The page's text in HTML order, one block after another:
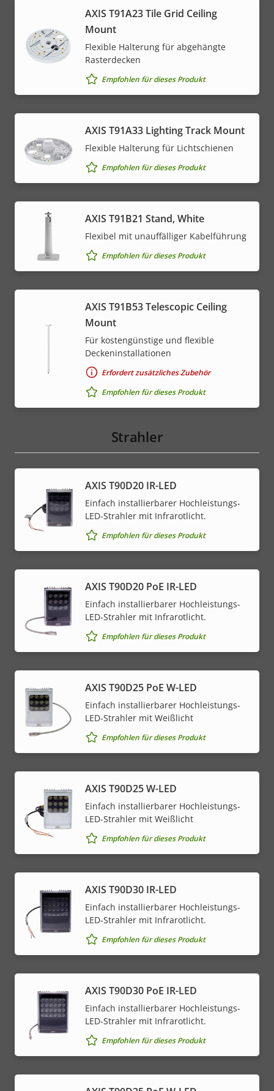
AXIS T91A23 Tile Grid Ceiling
Mount
Flexible Halterung für abgehängte
Rasterdecken
Empfohlen für dieses Produkt
AXIS T91A33 Lighting Track Mount
Flexible Halterung für Lichtschienen
Empfohlen für dieses Produkt
AXIS T91B21 Stand, White
Flexibel mit unauffälliger Kabelführung
Empfohlen für dieses Produkt
AXIS T91B53 Telescopic Ceiling
Mount
Für kostengünstige und flexible
Deckeninstallationen
Erfordert zusätzliches Zubehör
Empfohlen für dieses Produkt
Strahler
AXIS T90D20 IR-LED
Einfach installierbarer Hochleistungs-
LED-Strahler mit Infrarotlicht.
Empfohlen für dieses Produkt
AXIS T90D20 PoE IR-LED
Einfach installierbarer Hochleistungs-
LED-Strahler mit Infrarotlicht.
Empfohlen für dieses Produkt
AXIS T90D25 PoE W-LED
Einfach installierbarer Hochleistungs-
LED-Strahler mit Weißlicht
Empfohlen für dieses Produkt
AXIS T90D25 W-LED
Einfach installierbarer Hochleistungs-
LED-Strahler mit Weißlicht
Empfohlen für dieses Produkt
AXIS T90D30 IR-LED
Einfach installierbarer Hochleistungs-
LED-Strahler mit Infrarotlicht.
Empfohlen für dieses Produkt
AXIS T90D30 PoE IR-LED
Einfach installierbarer Hochleistungs-
LED-Strahler mit Infrarotlicht.
Empfohlen für dieses Produkt